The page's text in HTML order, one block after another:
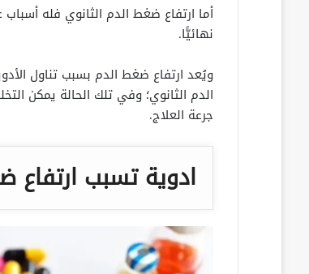
أما ارتفاع ضغط الدم الثانوي فله
نهائيًّا.
ويُعد ارتفاع ضغط الدم بسبب تناول
الدم الثانوي؛ وفي تلك الحالة يمكن
جرعة العلاج.
ادوية تسبب ارتفاع